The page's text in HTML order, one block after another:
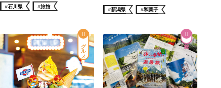
#石川県 #旅館 #新潟県 #和菓子
グルメ